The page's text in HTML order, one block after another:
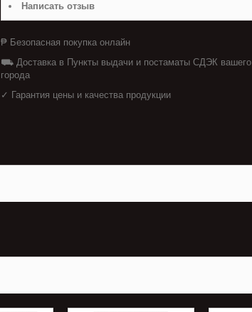
Написать отзыв
₱ Безопасная покупка онлайн
⛟ Доставка в Пункты выдачи и постаматы СДЭК вашего
города
✓ Гарантия цены и качества продукции